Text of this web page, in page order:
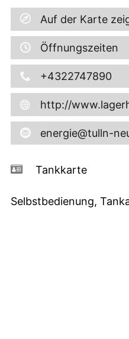
Auf der Karte
Öffnungszeiten
+4322747890
http://
energie@tulln-
Tankkarte
Selbstbedienung,